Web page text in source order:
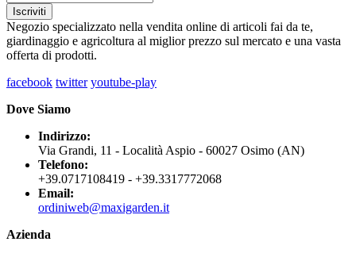
Iscriviti
Negozio specializzato nella vendita online di articoli fai da te,
giardinaggio e agricoltura al miglior prezzo sul mercato e una vasta
offerta di prodotti.
facebook twitter youtube-play
Dove Siamo
Indirizzo:
Via Grandi, 11 - Località Aspio - 60027 Osimo (AN)
Telefono:
+39.0717108419 - +39.3317772068
Email:
ordiniweb@maxigarden.it
Azienda